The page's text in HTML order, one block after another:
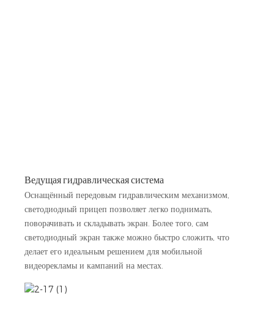
Ведущая гидравлическая система
Оснащённый передовым гидравлическим механизмом,
светодиодный прицеп позволяет легко поднимать,
поворачивать и складывать экран. Более того, сам
светодиодный экран также можно быстро сложить, что
делает его идеальным решением для мобильной
видеорекламы и кампаний на местах.